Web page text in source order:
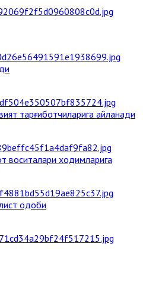
тарғиботчиларига айланади
воситалари ходимларига
одоби